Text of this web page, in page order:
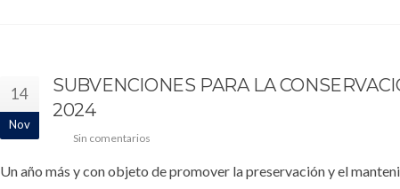
14
Nov
SUBVENCIONES PARA LA
2024
Sin comentarios
Un año más y con objeto de promover la preservación y el